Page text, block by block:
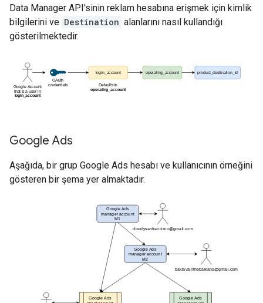
Data Manager API'sinin reklam hesabına erişmek için kimlik
bilgilerini ve Destination alanlarını nasıl kullandığı
gösterilmektedir.
Google Ads
Aşağıda, bir grup Google Ads hesabı ve kullanıcının örneğini
gösteren bir şema yer almaktadır.